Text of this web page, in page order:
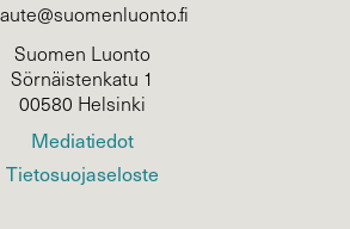
Suomen Luonto
Sörnäistenkatu 1
00580 Helsinki
Mediatiedot
Tietosuojaseloste